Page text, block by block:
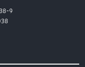
9